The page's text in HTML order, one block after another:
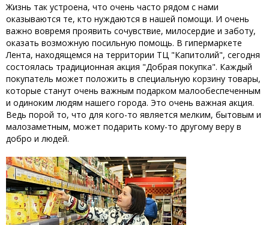
Жизнь так устроена, что очень часто рядом с нами
оказываются те, кто нуждаются в нашей помощи. И очень
важно вовремя проявить сочувствие, милосердие и заботу,
оказать возможную посильную помощь. В гипермаркете
Лента, находящемся на территории ТЦ "Капитолий", сегодня
состоялась традиционная акция "Добрая покупка". Каждый
покупатель может положить в специальную корзину товары,
которые станут очень важным подарком малообеспеченным
и одиноким людям нашего города. Это очень важная акция.
Ведь порой то, что для кого-то является мелким, бытовым и
малозаметным, может подарить кому-то другому веру в
добро и людей.